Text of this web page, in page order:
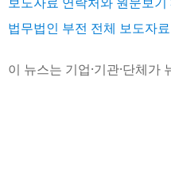
법무법인 부전 전체 보도자
이 뉴스는 기업·기관·단체